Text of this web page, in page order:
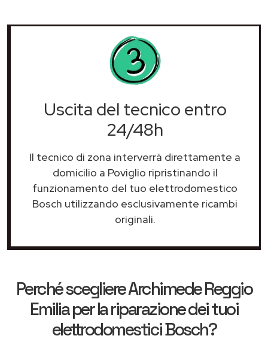
Uscita del tecnico entro
24/48h
Il tecnico di zona interverrà direttamente a
domicilio a Poviglio ripristinando il
funzionamento del tuo elettrodomestico
Bosch utilizzando esclusivamente ricambi
originali.
Perché scegliereArchimede Reggio
Emiliaper la riparazione dei tuoi
elettrodomestici Bosch?